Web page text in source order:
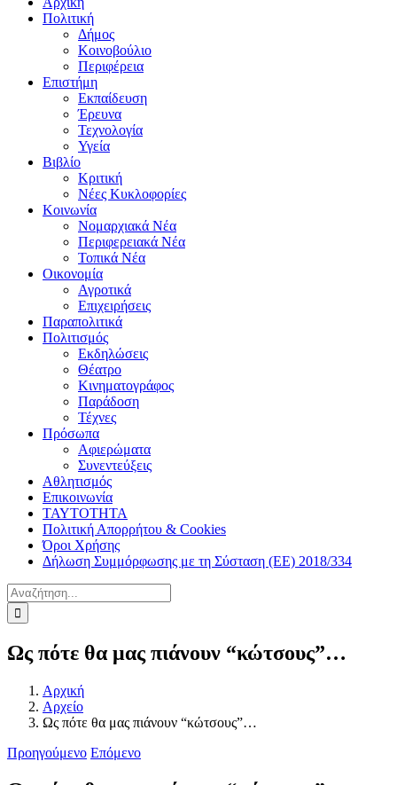
Πολιτική
Δήμος
Κοινοβούλιο
Περιφέρεια
Επιστήμη
Εκπαίδευση
Έρευνα
Τεχνολογία
Υγεία
Βιβλίο
Κριτική
Νέες Κυκλοφορίες
Κοινωνία
Νομαρχιακά Νέα
Περιφερειακά Νέα
Τοπικά Νέα
Οικονομία
Αγροτικά
Επιχειρήσεις
Παραπολιτικά
Πολιτισμός
Εκδηλώσεις
Θέατρο
Κινηματογράφος
Παράδοση
Τέχνες
Πρόσωπα
Αφιερώματα
Συνεντεύξεις
Αθλητισμός
Επικοινωνία
ΤΑΥΤΟΤΗΤΑ
Πολιτική Απορρήτου & Cookies
Όροι Χρήσης
Δήλωση Συμμόρφωσης με τη Σύσταση (ΕΕ) 2018/334
Αναζήτηση
για:
Ως πότε θα μας πιάνουν “κώτσους”…
Αρχική
Αρχείο
Ως πότε θα μας πιάνουν “κώτσους”…
Προηγούμενο Επόμενο